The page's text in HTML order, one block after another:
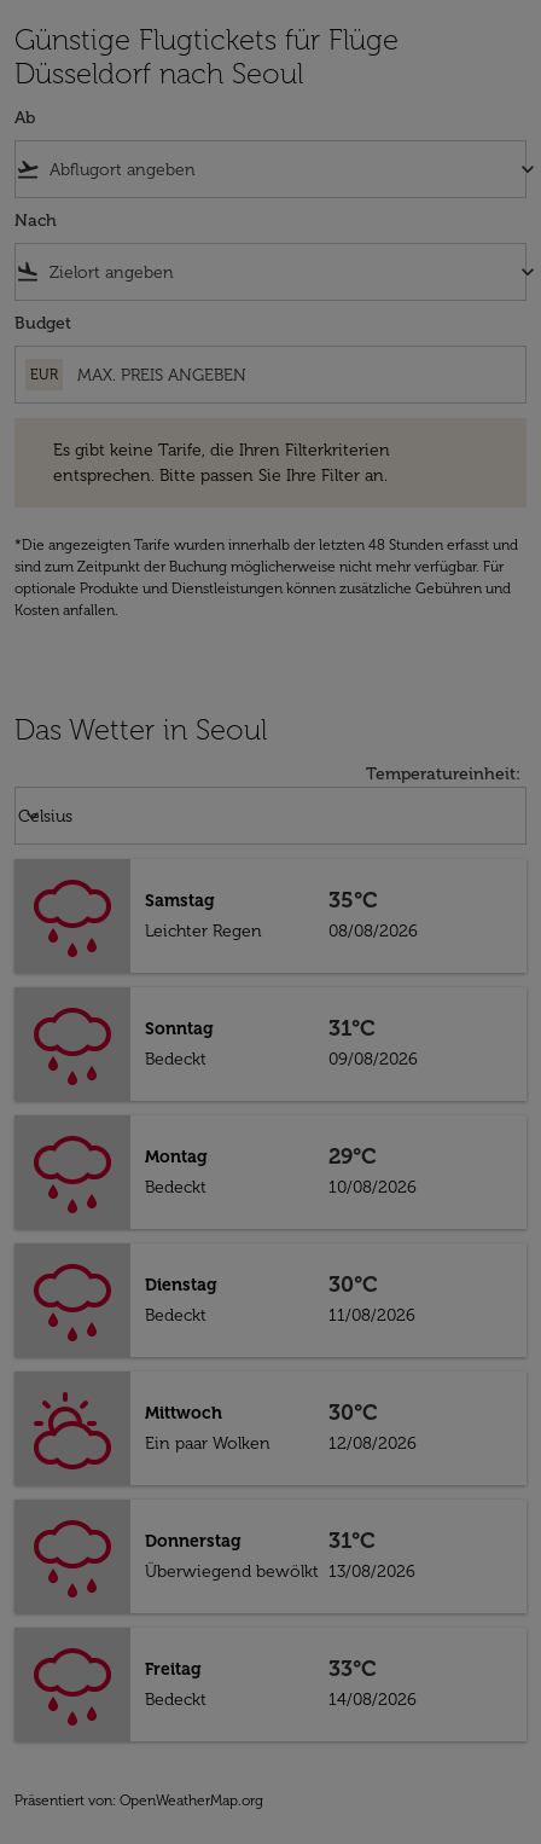
Günstige Flugtickets für Flüge
Düsseldorf nach Seoul
Ab
flight_takeoff keyboard_arrow_down
Nach
flight_land keyboard_arrow_down
Budget
EUR
Es gibt keine Tarife, die Ihren Filterkriterien
entsprechen. Bitte passen Sie Ihre Filter an.
*Die angezeigten Tarife wurden innerhalb der letzten 48 Stunden erfasst und
sind zum Zeitpunkt der Buchung möglicherweise nicht mehr verfügbar. Für
optionale Produkte und Dienstleistungen können zusätzliche Gebühren und
Kosten anfallen.
Das Wetter in Seoul
Temperatureinheit:
Celsius
keyboard_arrow_down
Samstag
Leichter Regen
35°C
08/08/2026
Sonntag
Bedeckt
31°C
09/08/2026
Montag
Bedeckt
29°C
10/08/2026
Dienstag
Bedeckt
30°C
11/08/2026
Mittwoch
Ein paar Wolken
30°C
12/08/2026
Donnerstag
Überwiegend bewölkt
31°C
13/08/2026
Freitag
Bedeckt
33°C
14/08/2026
Präsentiert von: OpenWeatherMap.org